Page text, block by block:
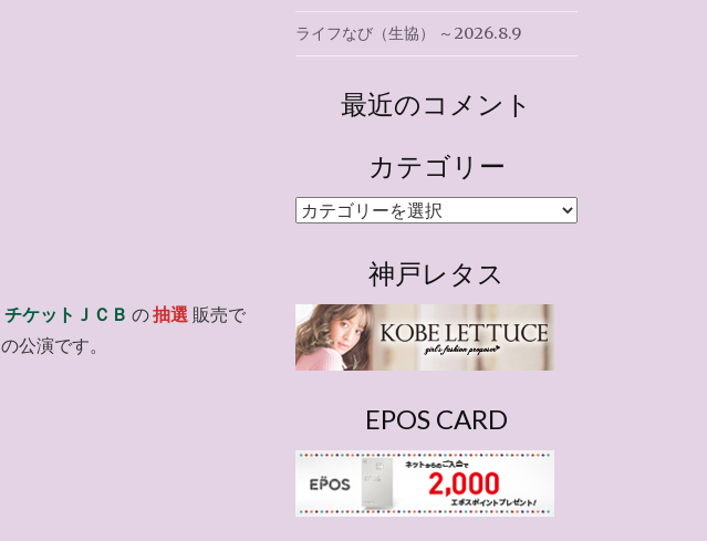
チケットＪＣＢ の抽選 販売で
の公演です。
ライフなび（生協） ～2026.8.9
最近のコメント
カテゴリー
カ
ー
神戸レタス
EPOS CARD